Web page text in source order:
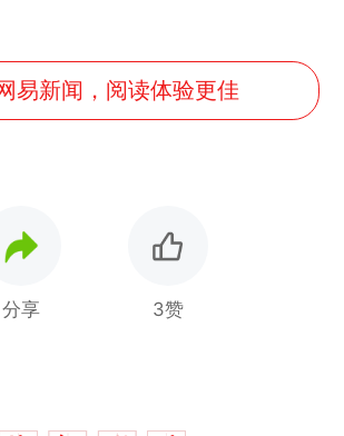
易新闻，阅读体验更佳
分享 3赞